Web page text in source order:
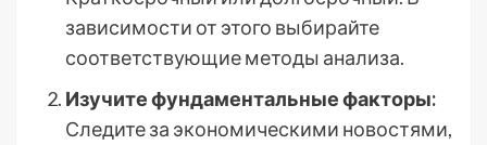
зависимости от этого выбирайте
соответствующие методы анализа.
Изучите фундаментальные факторы:
Следите за экономическими новостями,